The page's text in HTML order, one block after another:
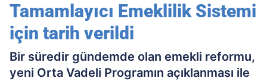
Tamamlayıcı Emeklilik Sistemi
için tarih verildi
Bir süredir gündemde olan emekli reformu,
yeni Orta Vadeli Programın açıklanması ile